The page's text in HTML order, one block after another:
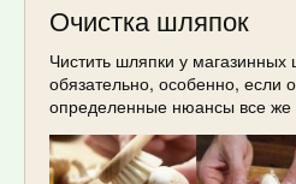
Очистка шляпок
Чистить шляпки у
обязательно, особенно, если
определенные нюансы все же